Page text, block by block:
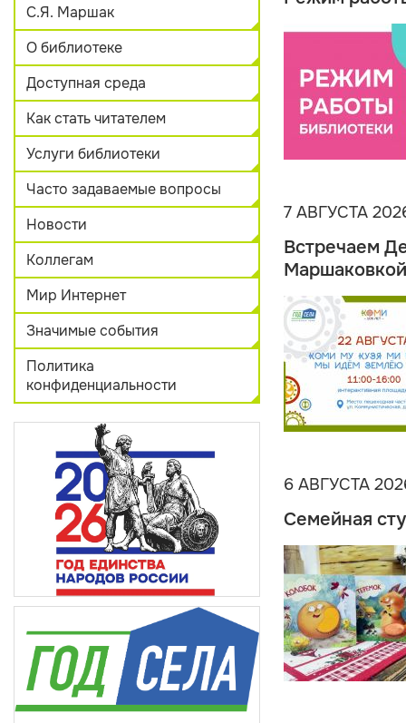
С.Я. Маршак
О библиотеке
Доступная среда
Как стать читателем
Услуги библиотеки
Часто задаваемые вопросы
Новости
Коллегам
Мир Интернет
Значимые события
Политика
конфиденциальности
7 АВГУСТА
Встречаем
Маршаковкой
6 АВГУСТА
Семейная